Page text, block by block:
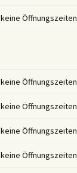
keine Öffnungszeiten
keine Öffnungszeiten
keine Öffnungszeiten
keine Öffnungszeiten
keine Öffnungszeiten